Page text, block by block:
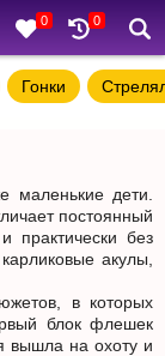
0 0
Гонки
маленькие дети.
постоянный
практически без
акулы,
в которых
блок флешек
вышла на охоту и